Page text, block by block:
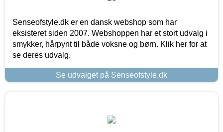
Senseofstyle.dk er en dansk webshop som har
eksisteret siden 2007. Webshoppen har et stort udvalg i
smykker, hårpynt til både voksne og børn. Klik her for at
se deres udvalg.
Se udvalget på Senseofstyle.dk